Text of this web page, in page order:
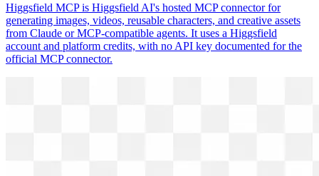
Higgsfield MCP is Higgsfield AI's hosted MCP connector for
generating images, videos, reusable characters, and creative assets
from Claude or MCP-compatible agents. It uses a Higgsfield
account and platform credits, with no API key documented for the
official MCP connector.